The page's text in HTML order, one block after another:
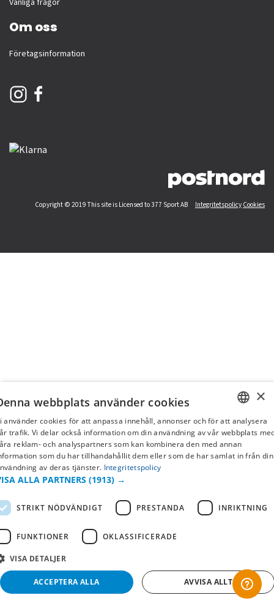
Vanliga frågor
Om oss
Företagsinformation
Copyright © 2019 This site is Licensed to 377 Sport AB Integritetspolicy Cookies
SWEDISH
FI
×
webbplats använder cookies
använder cookies för att anpassa innehåll, annonser och för att analysera
trafik. Vi delar också information om din användning av vår webbplats
reklam- och analyspartners som kan kombinera den med annan
som du har tillhandahållit dem eller som de har samlat in från din
av deras tjänster. Integritetspolicy
ALLA PARTNERS (1913) →
STRIKT NÖDVÄNDIGT PRESTANDA INRIKTNING
FUNKTIONER OKLASSIFICERADE
VISA DETALJER
ACCEPTERA ALLA AVVISA ALLT